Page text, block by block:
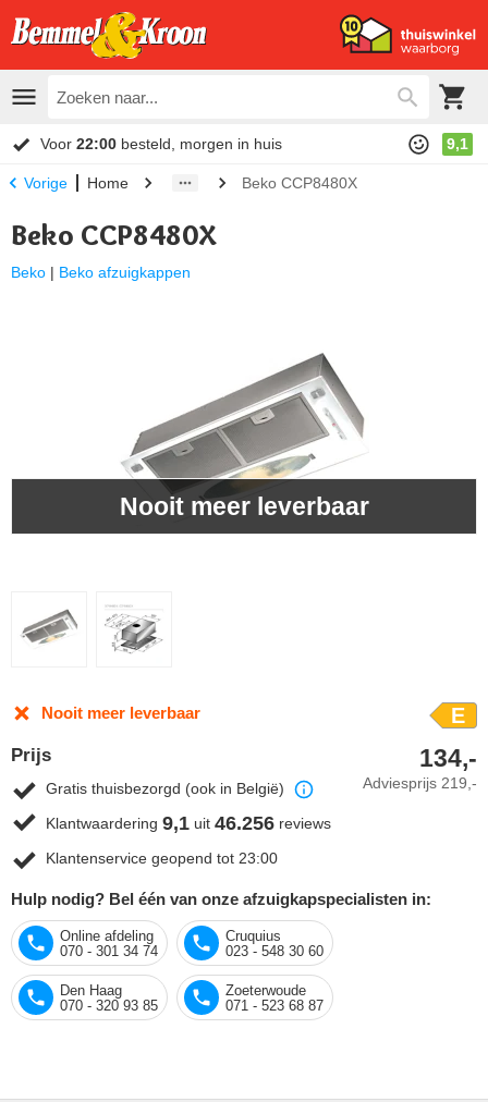
Voor 22:00 besteld, morgen in huis 9,1
Vorige Home Beko CCP8480X
Beko CCP8480X
Beko | Beko afzuigkappen
Nooit meer leverbaar
Nooit meer leverbaar E
Prijs
Adviesprijs 219,-
134,-
Gratis thuisbezorgd (ook in België)
Klantwaardering 9,1 uit 46.256 reviews
Klantenservice geopend tot 23:00
Hulp nodig? Bel één van onze afzuigkapspecialisten in:
Online afdeling
070 - 301 34 74
Cruquius
023 - 548 30 60
Den Haag
070 - 320 93 85
Zoeterwoude
071 - 523 68 87